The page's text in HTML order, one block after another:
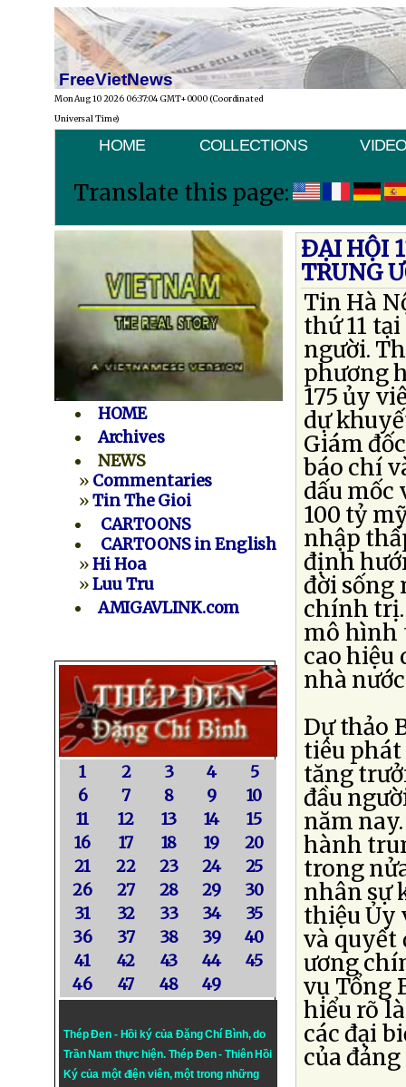
FreeVietNews
Mon Aug 10 2026 06:37:04 GMT+0000 (Coordinated
Universal Time)
HOME COLLECTIONS
Translate this page:
HOME
Archives
NEWS
» Commentaries
»Tin The Gioi
CARTOONS
CARTOONS in English
»Hi Hoa
»Luu Tru
AMIGAVLINK.com
1 2 3 4
5
6
7 8 9
10
11
12 13 14
15
16
17 18 19
20
21
22 23 24
25
26
27 28 29
30
31
32 33 34
35
36
37 38 39
40
41
42 43 44
45
46
47 48 49
Thép Đen - Hồi ký của Đặng Chí Bình, do
Trần Nam thực hiện. Thép Đen- Thiên Hồi
Ký của một điện viên, một trong những
ÐẠI HỘI
TRUNG
Tin Hà
thứ 11
người.
phương
175 ủy
dự
Giám
báo chí
dấu mốc
100 tỷ
nhập
định
đời sống
chính trị.
mô hình
cao hiệu
nhà
Dự thảo
tiêu phát
tăng
đầu
năm
hành
trong
nhân sự
thiệu Ủy
và quyết
ương
vụ Tổng
hiểu rõ
các đại
của